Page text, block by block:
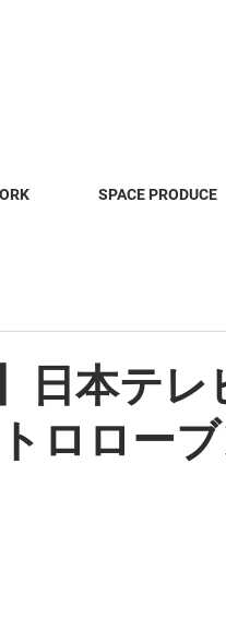
SPACE PRODUCE
日本テレ
ロロー